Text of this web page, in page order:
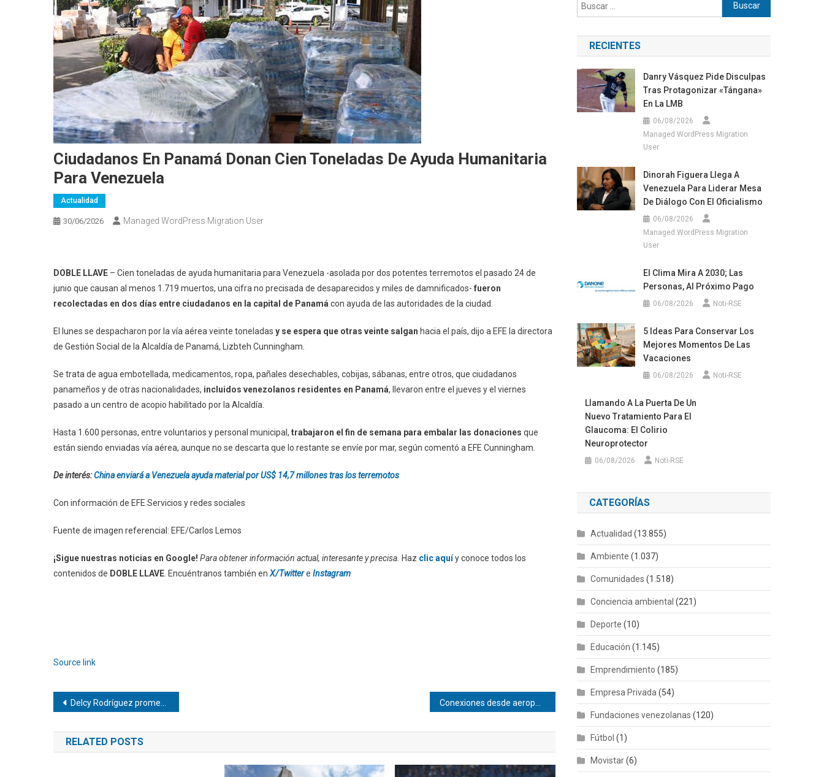
Ciudadanos En Panamá Donan Cien Toneladas De Ayuda Humanitaria
Para Venezuela
Actualidad
30/06/2026 Managed WordPress Migration User
DOBLE LLAVE – Cien toneladas de ayuda humanitaria para Venezuela -asolada por dos potentes terremotos el pasado 24 de
junio que causan al menos 1.719 muertos, una cifra no precisada de desaparecidos y miles de damnificados- fueron
recolectadas en dos días entre ciudadanos en la capital de Panamá con ayuda de las autoridades de la ciudad.
El lunes se despacharon por la vía aérea veinte toneladas y se espera que otras veinte salgan hacia el país, dijo a EFE la directora
de Gestión Social de la Alcaldía de Panamá, Lizbteh Cunningham.
Se trata de agua embotellada, medicamentos, ropa, pañales desechables, cobijas, sábanas, entre otros, que ciudadanos
panameños y de otras nacionalidades, incluidos venezolanos residentes en Panamá, llevaron entre el jueves y el viernes
pasado a un centro de acopio habilitado por la Alcaldía.
Hasta 1.600 personas, entre voluntarios y personal municipal, trabajaron el fin de semana para embalar las donaciones que
están siendo enviadas vía aérea, aunque no se descarta que lo restante se envíe por mar, según comentó a EFE Cunningham.
De interés:China enviará a Venezuela ayuda material por US$ 14,7 millones tras los terremotos
Con información de EFE Servicios y redes sociales
Fuente de imagen referencial: EFE/Carlos Lemos
¡Sigue nuestras noticias en Google! Para obtener información actual, interesante y precisa. Haz clic aquíy conoce todos los
contenidos de DOBLE LLAVE . Encuéntranos también en X/Twittere Instagram
Source link
Navegación
de
entradas
Delcy Rodríguez promete nuevas viviendas antes de que finalice el año
RELATED POSTS
RECIENTES
Danry Vásquez Pide Disculpas
Tras Protagonizar «tángana»
En La LMB
06/08/2026
Managed WordPress Migration
User
Dinorah Figuera Llega A
Venezuela Para Liderar Mesa
De Diálogo Con El Oficialismo
06/08/2026
Managed WordPress Migration
User
El Clima Mira A 2030; Las
Personas, Al Próximo Pago
06/08/2026 Noti-RSE
5 Ideas Para Conservar Los
Mejores Momentos De Las
Vacaciones
06/08/2026 Noti-RSE
Llamando A La Puerta De Un
Nuevo Tratamiento Para El
Glaucoma: El Colirio
Neuroprotector
06/08/2026 Noti-RSE
CATEGORÍAS
Actualidad (13.855)
Ambiente (1.037)
Comunidades (1.518)
Conciencia ambiental (221)
Deporte (10)
Educación (1.145)
Emprendimiento (185)
Empresa Privada (54)
Fundaciones venezolanas (120)
Fútbol (1)
Movistar(6)